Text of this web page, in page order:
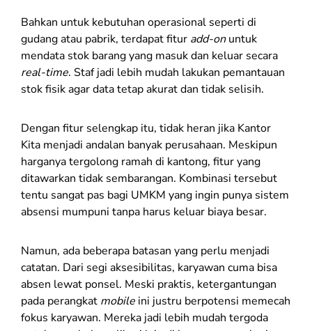
Bahkan untuk kebutuhan operasional seperti di
gudang atau pabrik, terdapat fitur add-onuntuk
mendata stok barang yang masuk dan keluar secara
real-time. Staf jadi lebih mudah lakukan pemantauan
stok fisik agar data tetap akurat dan tidak selisih.
Dengan fitur selengkap itu, tidak heran jika Kantor
Kita menjadi andalan banyak perusahaan. Meskipun
harganya tergolong ramah di kantong, fitur yang
ditawarkan tidak sembarangan. Kombinasi tersebut
tentu sangat pas bagi UMKM yang ingin punya sistem
absensi mumpuni tanpa harus keluar biaya besar.
Namun, ada beberapa batasan yang perlu menjadi
catatan. Dari segi aksesibilitas, karyawan cuma bisa
absen lewat ponsel. Meski praktis, ketergantungan
pada perangkat mobile ini justru berpotensi memecah
fokus karyawan. Mereka jadi lebih mudah tergoda